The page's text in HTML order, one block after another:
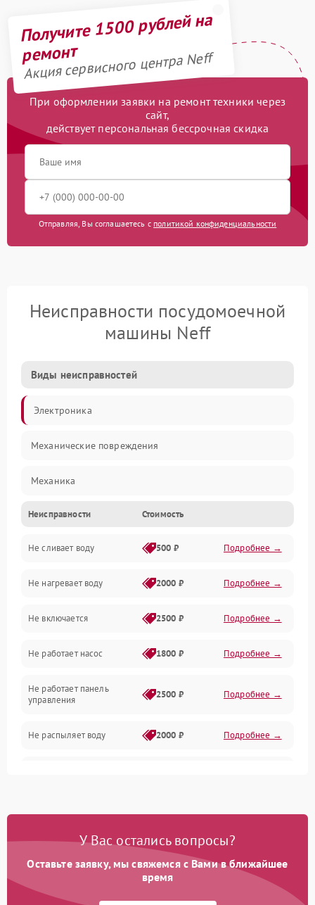
Получите 1500 рублей на
ремонт
Акция сервисного центра Neff
При оформлении заявки на ремонт техники через
сайт,
действует персональная бессрочная скидка
Отправляя, Вы соглашаетесь с политикой конфиденциальности
Неисправности посудомоечной
машины Neff
Виды неисправностей
Электроника
Механические повреждения
Механика
Управление
Электропитание
Датчики
Нагрев
Вода
Гигиена
Программное обеспечение
Неисправности Стоимость
Не сливает воду 500 ₽ Подробнее →
Не нагревает воду 2000 ₽ Подробнее →
Не включается 2500 ₽ Подробнее →
Не работает насос 1800 ₽ Подробнее →
Не работает панель
управления
2500 ₽ Подробнее →
Не распыляет воду 2000 ₽ Подробнее →
Проблемы с набором
Не работает сушилка 2100 ₽ Подробнее →
Сбои в работе таймера 1700 ₽
У Вас остались вопросы?
Оставьте заявку, мы свяжемся с Вами в ближайшее
время